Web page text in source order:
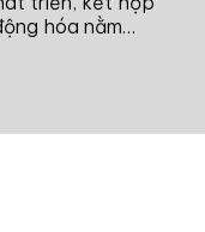
hóa nằm